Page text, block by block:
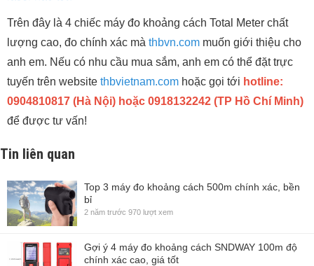
Trên đây là 4 chiếc máy đo khoảng cách Total Meter chất
lượng cao, đo chính xác mà thbvn.com muốn giới thiệu cho
anh em. Nếu có nhu cầu mua sắm, anh em có thể đặt trực
tuyến trên website thbvietnam.com hoặc gọi tới hotline:
0904810817 (Hà Nội) hoặc 0918132242 (TP Hồ Chí Minh)
để được tư vấn!
Tin liên quan
Top 3 máy đo khoảng cách 500m chính xác, bền
bỉ
2 năm trước 970 lượt xem
Gợi ý 4 máy đo khoảng cách SNDWAY 100m độ
chính xác cao, giá tốt